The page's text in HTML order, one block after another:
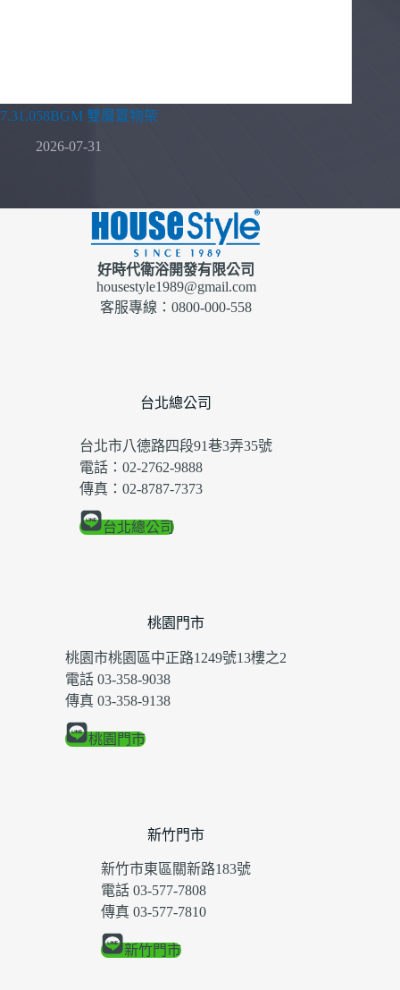
7.31.058BGM 雙層置物架
2026-07-31
好時代衛浴開發有限公司
housestyle1989@gmail.com
客服專線：0800-000-558
台北總公司
台北市八德路四段91巷3弄35號
電話：02-2762-9888
傳真：02-8787-7373
台北總公司
桃園門市
桃園市桃園區中正路1249號13樓之2
電話 03-358-9038
傳真 03-358-9138
桃園門市
新竹門市
新竹市東區關新路183號
電話 03-577-7808
傳真 03-577-7810
新竹門市